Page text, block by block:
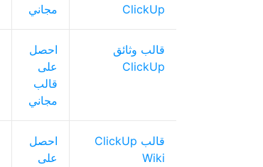
ClickUp
مجاني
قالب وثائق
ClickUp
احصل
على
قالب
مجاني
قالب ClickUp
Wiki
احصل
على